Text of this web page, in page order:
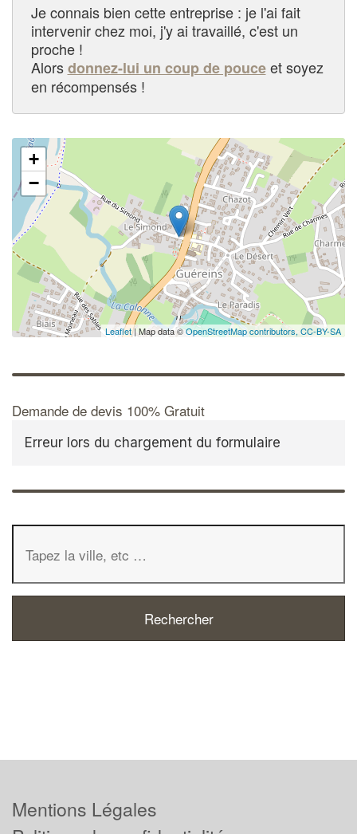
Je connais bien cette entreprise : je l'ai fait
intervenir chez moi, j'y ai travaillé, c'est un
proche !
Alorsdonnez-lui un coup de pouceet soyez
en récompensés !
+
−
Leaflet| Map data ©OpenStreetMap contributors, CC-BY-SA
Demande de devis 100% Gratuit
Erreur lors du chargement du formulaire
Mentions Légales